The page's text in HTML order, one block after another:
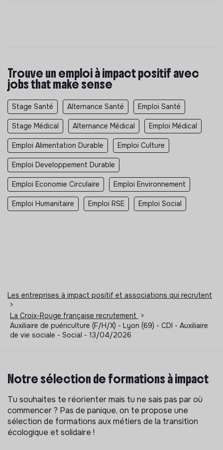
Trouve un emploi à impact positif avec
jobs that make sense
Stage Santé Alternance Santé Emploi Santé
Stage Médical Alternance Médical Emploi Médical
Emploi Alimentation Durable Emploi Culture
Emploi Developpement Durable
Emploi Economie Circulaire Emploi Environnement
Emploi Humanitaire Emploi RSE Emploi Social
Les entreprises à impact positif et associations qui recrutent
>
La Croix-Rouge française recrutement
>
Auxiliaire de puériculture (F/H/X) - Lyon (69) - CDI - Auxiliaire
de vie sociale - Social - 13/04/2026
Notre sélection de formations à impact
Tu souhaites te réorienter mais tu ne sais pas par où
commencer ? Pas de panique, on te propose une
sélection de formations aux métiers de la transition
écologique et solidaire !